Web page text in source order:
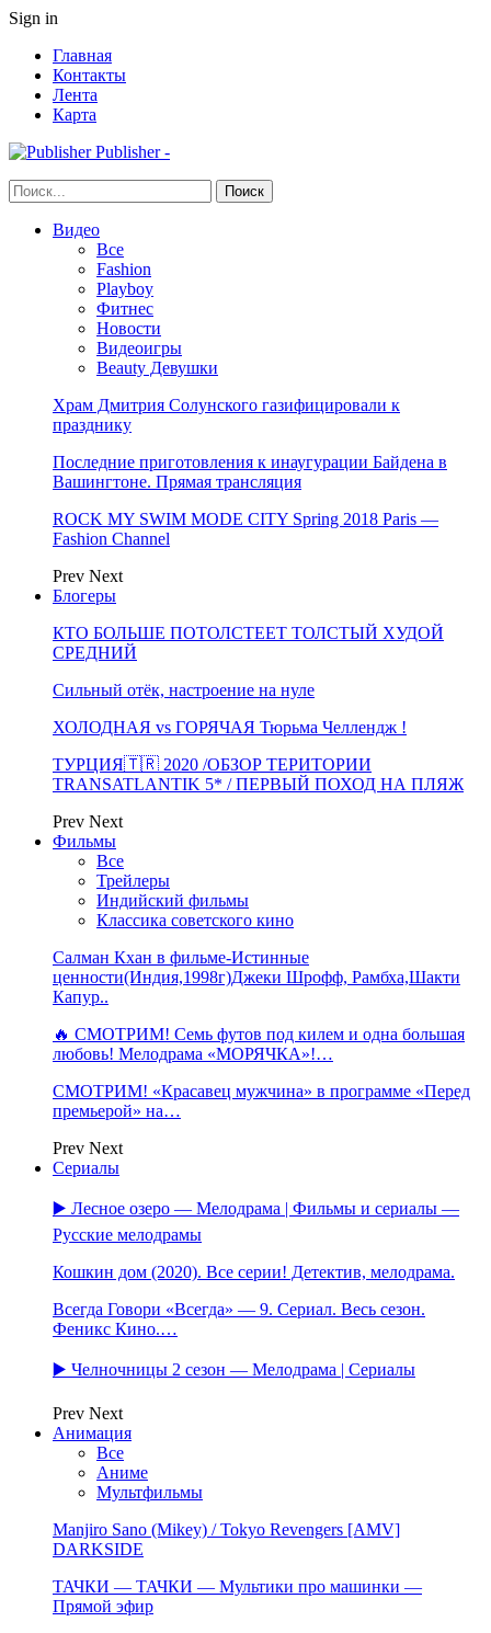
Sign in
Главная
Контакты
Лента
Карта
Publisher -
Видео
Все
Fashion
Playboy
Фитнес
Новости
Видеоигры
Beauty Девушки
Храм Дмитрия Солунского газифицировали к
празднику
Последние приготовления к инаугурации Байдена в
Вашингтоне. Прямая трансляция
ROCK MY SWIM MODE CITY Spring 2018 Paris —
Fashion Channel
Prev Next
Блогеры
КТО БОЛЬШЕ ПОТОЛСТЕЕТ ТОЛСТЫЙ ХУДОЙ
СРЕДНИЙ
Сильный отёк, настроение на нуле
ХОЛОДНАЯ vs ГОРЯЧАЯ Тюрьма Челлендж !
ТУРЦИЯ🇹🇷 2020 /ОБЗОР ТЕРИТОРИИ
TRANSATLANTIK 5* / ПЕРВЫЙ ПОХОД НА ПЛЯЖ
Prev Next
Фильмы
Все
Трейлеры
Индийский фильмы
Классика советского кино
Салман Кхан в фильме-Истинные
ценности(Индия,1998г)Джеки Шрофф, Рамбха,Шакти
Капур..
🔥 СМОТРИМ! Семь футов под килем и одна большая
любовь! Мелодрама «МОРЯЧКА»!…
СМОТРИМ! «Красавец мужчина» в программе «Перед
премьерой» на…
Prev Next
Сериалы
▶️ Лесное озеро — Мелодрама | Фильмы и сериалы —
Русские мелодрамы
Кошкин дом (2020). Все серии! Детектив, мелодрама.
Всегда Говори «Всегда» — 9. Сериал. Весь сезон.
Феникс Кино.…
▶️ Челночницы 2 сезон — Мелодрама | Сериалы
Prev Next
Анимация
Все
Аниме
Мультфильмы
Manjiro Sano (Mikey) / Tokyo Revengers [AMV]
DARKSIDE
ТАЧКИ — ТАЧКИ — Мультики про машинки —
Прямой эфир